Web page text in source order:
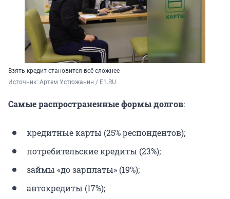
Взять кредит становится всё сложнее
Источник: Артем Устюжанин / E1.RU
Самые распространенные формы долгов:
кредитные карты (25% респондентов);
потребительские кредиты (23%);
займы «до зарплаты» (19%);
автокредиты (17%);